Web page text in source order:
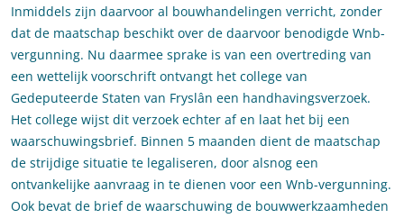
Inmiddels zijn daarvoor al bouwhandelingen verricht, zonder
dat de maatschap beschikt over de daarvoor benodigde Wnb-
vergunning. Nu daarmee sprake is van een overtreding van
een wettelijk voorschrift ontvangt het college van
Gedeputeerde Staten van Fryslân een handhavingsverzoek.
Het college wijst dit verzoek echter af en laat het bij een
waarschuwingsbrief. Binnen 5 maanden dient de maatschap
de strijdige situatie te legaliseren, door alsnog een
ontvankelijke aanvraag in te dienen voor een Wnb-vergunning.
Ook bevat de brief de waarschuwing de bouwwerkzaamheden